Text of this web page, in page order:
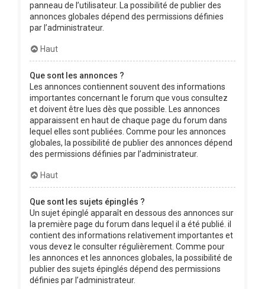
panneau de l’utilisateur. La possibilité de publier des
annonces globales dépend des permissions définies
par l’administrateur.
Haut
Que sont les annonces ?
Les annonces contiennent souvent des informations
importantes concernant le forum que vous consultez
et doivent être lues dès que possible. Les annonces
apparaissent en haut de chaque page du forum dans
lequel elles sont publiées. Comme pour les annonces
globales, la possibilité de publier des annonces dépend
des permissions définies par l’administrateur.
Haut
Que sont les sujets épinglés ?
Un sujet épinglé apparaît en dessous des annonces sur
la première page du forum dans lequel il a été publié. il
contient des informations relativement importantes et
vous devez le consulter régulièrement. Comme pour
les annonces et les annonces globales, la possibilité de
publier des sujets épinglés dépend des permissions
définies par l’administrateur.